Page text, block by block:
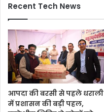
Recent Tech News
आपदा की बरसी से पहले धराली
में प्रशासन की बड़ी पहल,